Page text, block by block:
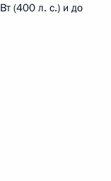
(400 л. с.) и до